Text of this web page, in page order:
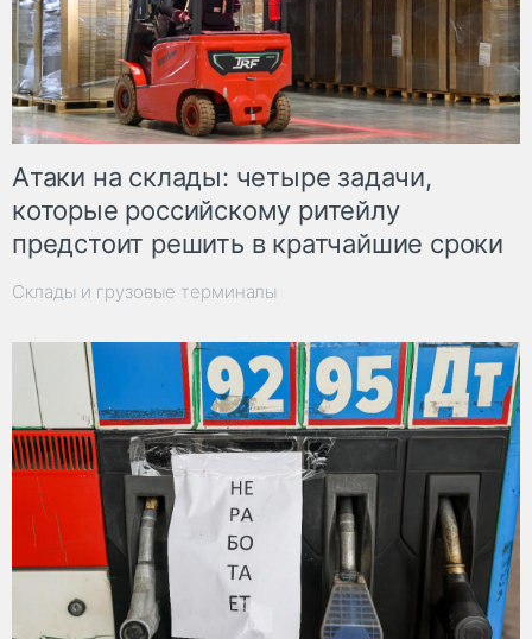
Атаки на склады: четыре задачи,
которые российскому ритейлу
предстоит решить в кратчайшие сроки
Склады и грузовые терминалы